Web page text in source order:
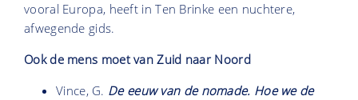
vooral Europa, heeft in Ten Brinke een nuchtere,
afwegende gids.
Ook de mens moet van Zuid naar Noord
Vince, G. De eeuw van de nomade. Hoe we de